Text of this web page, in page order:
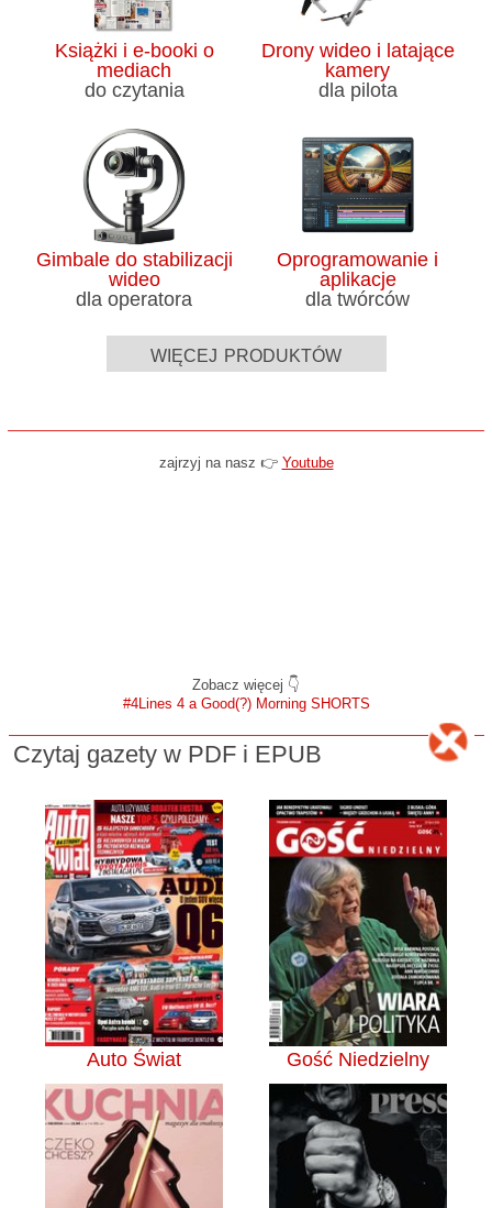
Książki i e-booki o
mediach
do czytania
Drony wideo i latające
kamery
dla pilota
Gimbale do stabilizacji
wideo
dla operatora
Oprogramowanie i
aplikacje
dla twórców
więcej produktów
zajrzyj na nasz 👉 Youtube
Zobacz więcej 👇
#4Lines 4 a Good(?) Morning SHORTS
Czytaj gazety w PDF i EPUB
Auto Świat Gość Niedzielny